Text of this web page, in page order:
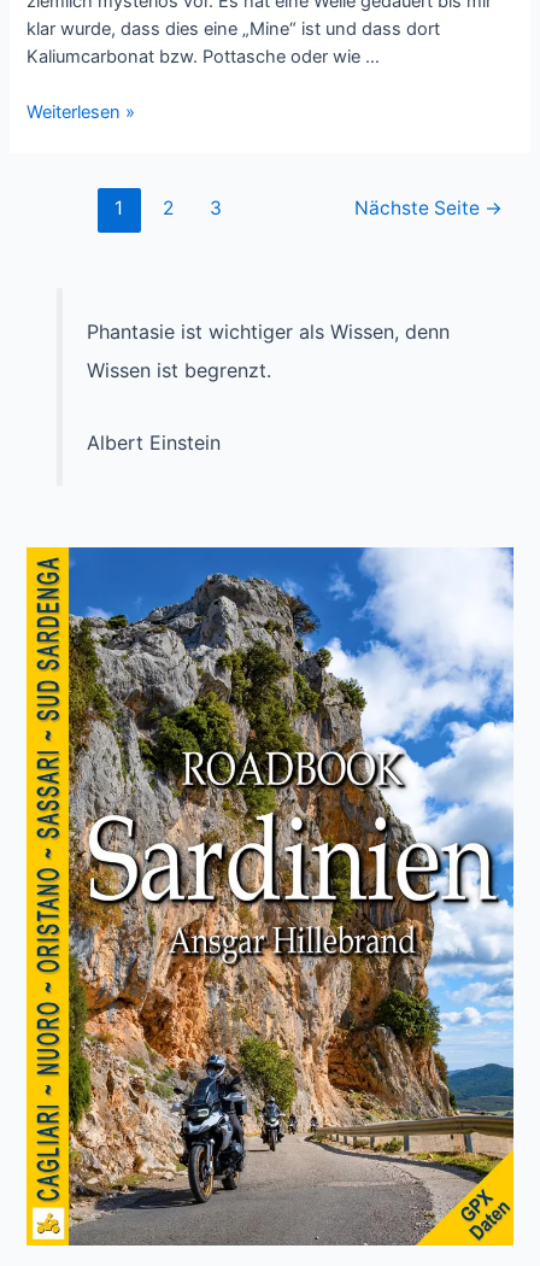
klar wurde, dass dies eine „Mine“ ist und dass dort
Kaliumcarbonat bzw. Pottasche oder wie …
USA-
Weiterlesen »
Seitennummerierung
1 2 3 Nächste Seite →
Phantasie ist wichtiger als Wissen, denn
Wissen ist begrenzt.
Albert Einstein